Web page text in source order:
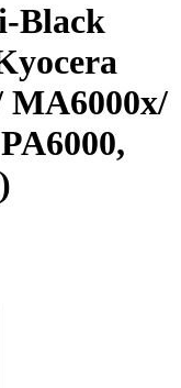
Black
MA6000x/